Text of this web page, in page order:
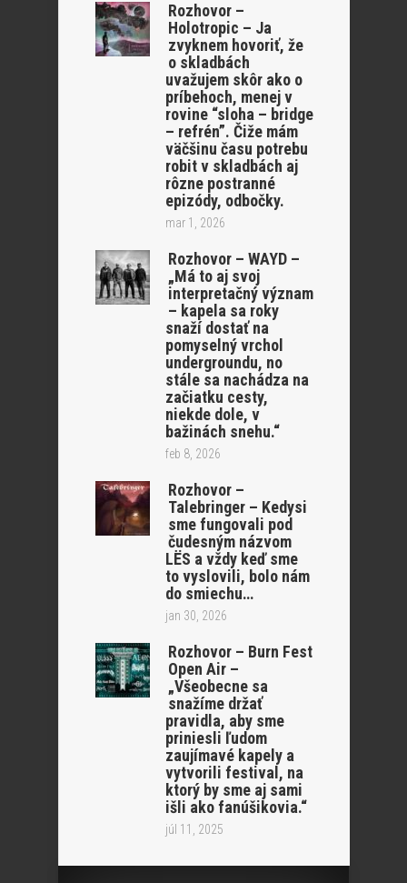
Rozhovor –
Holotropic – Ja
zvyknem hovoriť, že
o skladbách
uvažujem skôr ako o
príbehoch, menej v
rovine “sloha – bridge
– refrén”. Čiže mám
väčšinu času potrebu
robit v skladbách aj
rôzne postranné
epizódy, odbočky.
mar 1, 2026
Rozhovor – WAYD –
„Má to aj svoj
interpretačný význam
– kapela sa roky
snaží dostať na
pomyselný vrchol
undergroundu, no
stále sa nachádza na
začiatku cesty,
niekde dole, v
bažinách snehu.“
feb 8, 2026
Rozhovor –
Talebringer – Kedysi
sme fungovali pod
čudesným názvom
LËS a vždy keď sme
to vyslovili, bolo nám
do smiechu…
jan 30, 2026
Rozhovor – Burn Fest
Open Air –
„Všeobecne sa
snažíme držať
pravidla, aby sme
priniesli ľudom
zaujímavé kapely a
vytvorili festival, na
ktorý by sme aj sami
išli ako fanúšikovia.“
júl 11, 2025